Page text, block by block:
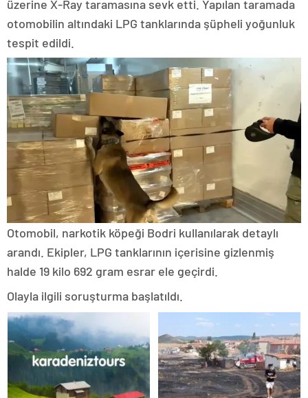
üzerine X-Ray taramasına sevk etti. Yapılan taramada
otomobilin altındaki LPG tanklarında şüpheli yoğunluk
tespit edildi.
Otomobil, narkotik köpeği Bodri kullanılarak detaylı
arandı. Ekipler, LPG tanklarının içerisine gizlenmiş
halde 19 kilo 692 gram esrar ele geçirdi.
Olayla ilgili soruşturma başlatıldı.